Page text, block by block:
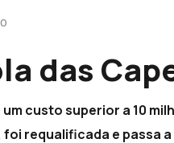
das
custo superior a 10
foi requalificada e passa